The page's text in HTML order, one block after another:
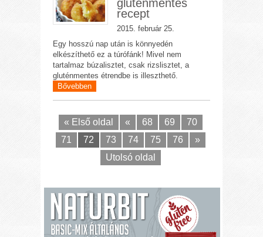
gluténmentes
recept
2015. február 25.
Egy hosszú nap után is könnyedén
elkészíthető ez a túrófánk! Mivel nem
tartalmaz búzalisztet, csak rizslisztet, a
gluténmentes étrendbe is illeszthető.
Bővebben
« Első oldal « 68 69
70
71
72 73 74 75 76
»
Utolsó oldal